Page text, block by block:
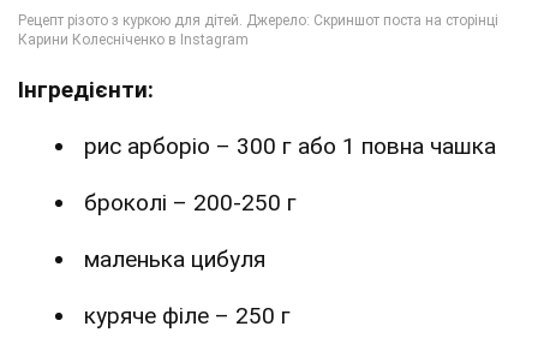
Інгредієнти:
рис арборіо – 300 г або 1 повна чашка
броколі – 200-250 г
маленька цибуля
куряче філе – 250 г